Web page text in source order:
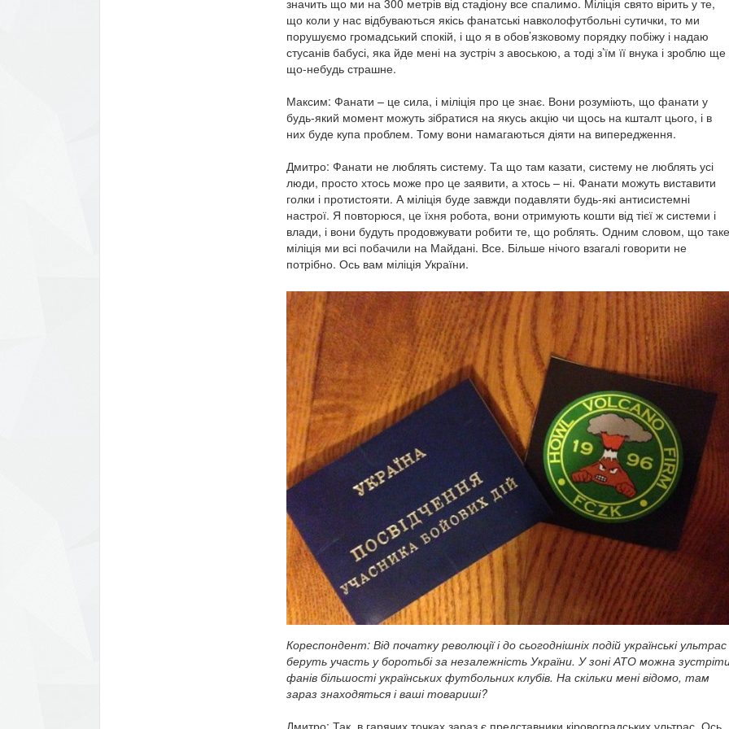
що коли у нас відбуваються якісь фанатські навколофутбольні сутички, то ми
порушуємо громадський спокій, і що я в обов’язковому порядку побіжу і надаю
стусанів бабусі, яка йде мені на зустріч з авоською, а тоді з’їм її внука і зроблю ще
що-небудь страшне.
Максим: Фанати – це сила, і міліція про це знає. Вони розуміють, що фанати у
будь-який момент можуть зібратися на якусь акцію чи щось на кшталт цього, і в
них буде купа проблем. Тому вони намагаються діяти на випередження.
Дмитро: Фанати не люблять систему. Та що там казати, систему не люблять усі
люди, просто хтось може про це заявити, а хтось – ні. Фанати можуть виставити
голки і протистояти. А міліція буде завжди подавляти будь-які антисистемні
настрої. Я повторюся, це їхня робота, вони отримують кошти від тієї ж системи і
влади, і вони будуть продовжувати робити те, що роблять. Одним словом, що таке
міліція ми всі побачили на Майдані. Все. Більше нічого взагалі говорити не
потрібно. Ось вам міліція України.
Кореспондент: Від початку революції і до сьогоднішніх подій українські ультрас
беруть участь у боротьбі за незалежність України. У зоні АТО можна
фанів більшості українських футбольних клубів. На скільки мені відомо, там
зараз знаходяться і ваші товариші?
Дмитро: Так, в гарячих точках зараз є представники кіровоградських ультрас. Ось,